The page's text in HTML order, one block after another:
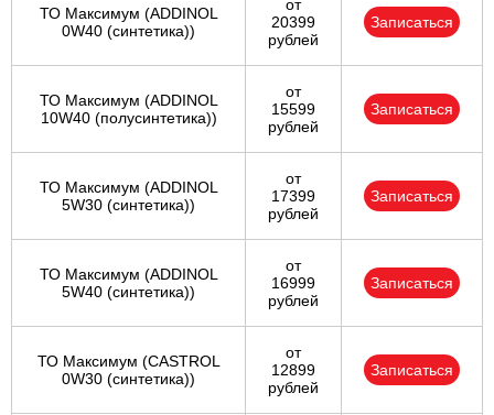
ТО Максимум (ADDINOL
0W40 (синтетика))
от
20399
рублей
Записаться
ТО Максимум (ADDINOL
10W40 (полусинтетика))
от
15599
рублей
Записаться
ТО Максимум (ADDINOL
5W30 (синтетика))
от
17399
рублей
Записаться
ТО Максимум (ADDINOL
5W40 (синтетика))
от
16999
рублей
Записаться
ТО Максимум (CASTROL
0W30 (синтетика))
от
12899
рублей
Записаться